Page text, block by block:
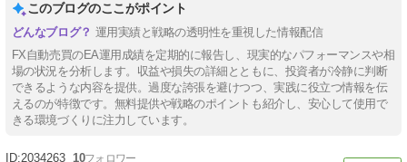
このブログのここがポイント
運用実績と戦略の透明性を重視した情報配信
FX自動売買のEA運用成績を定期的に報告し、現実的なパフォーマンスや相
場の状況を分析します。収益や損失の詳細とともに、投資者が冷静に判断
できるような内容を提供。過度な誇張を避けつつ、実践に役立つ情報を伝
えるのが特徴です。無料提供や戦略のポイントも紹介し、安心して使用で
きる環境づくりに注力しています。
2034263 10